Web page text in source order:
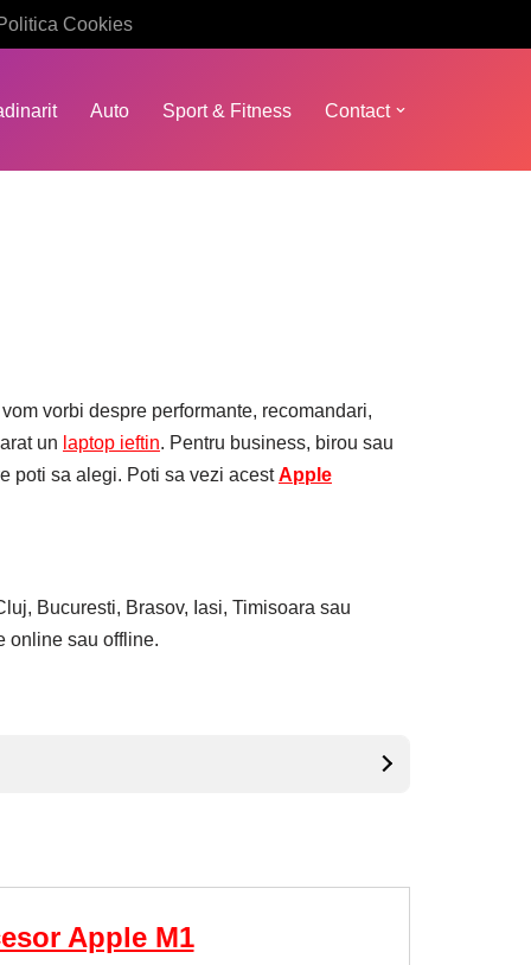
Cookies
Auto Sport & Fitness Contact
vorbi despre performante, recomandari,
un laptop ieftin. Pentru business, birou sau
poti sa alegi. Poti sa vezi acestApple
Bucuresti, Brasov, Iasi, Timisoara sau
online sau offline.
Apple M1